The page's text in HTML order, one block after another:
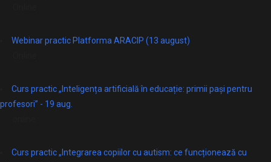
Webinar practic Platforma ARACIP (13 august)
Curs practic „Inteligența artificială în educație: primii pași pentru
profesori” - 19 aug.
Curs practic „Integrarea copiilor cu autism: ce funcționează cu